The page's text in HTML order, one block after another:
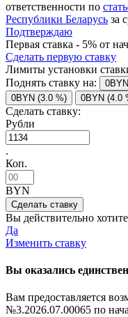
ответственности по
Республики Беларусь за
Подтверждаю
Первая ставка - 5% от
Сделать первую ставку
Лимиты установки
Поднять ставку на:
0BYN (3.0 %)
0BYN (4.0
Сделать ставку:
Рубли
.
Коп.
BYN
Вы действительно
Да
Изменить ставку
Вы оказались
Вам предоставляется
№3.2026.07.00065 по